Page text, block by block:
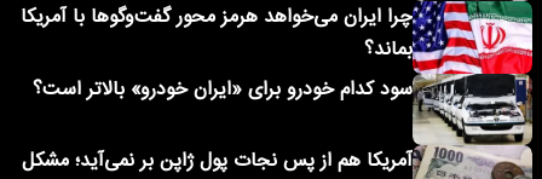
چرا ایران می‌خواهد هرمز محور گفت‌وگوها با آمریکا
بماند؟
سود کدام خودرو برای «ایران خودرو» بالاتر است؟
آمریکا هم از پس نجات پول ژاپن بر نمی‌آید؛ مشکل